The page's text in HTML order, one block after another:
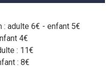
: adulte 6€ - enfant 5€
4€
: 11€
: 8€